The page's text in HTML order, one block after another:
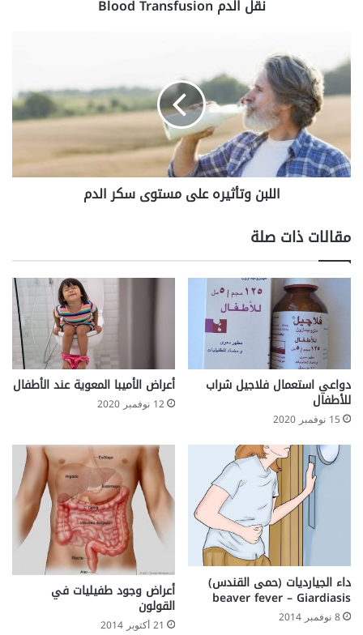
نقل الدم Blood Transfusion
وتأثيره
على
مستوى
اللبن وتأثيره على مستوى سكر الدم‬‎
مقالات ذات صلة
دواعي استعمال فلاجيل شراب
للأطفال
15 نوفمبر 2020
أعراض الأميبا المعوية عند الأطفال
12 نوفمبر 2020
داء الجيارديات (حمى القندس)
beaver fever – Giardiasis
8 نوفمبر 2014
أعراض وجود طفيليات في
القولون
21 أكتوبر 2014